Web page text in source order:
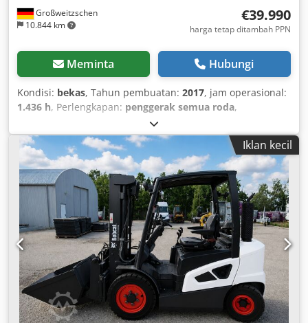
Großweitzschen
10.844 km
€39.990
harga tetap ditambah PPN
Meminta Hubungi
Kondisi: bekas, Tahun pembuatan: 2017, jam operasional:
1.436 h, Perlengkapan: penggerak semua roda,
Iklan kecil